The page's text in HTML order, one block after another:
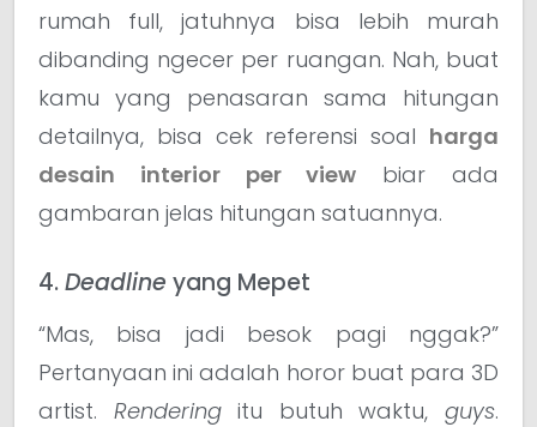
rumah full, jatuhnya bisa lebih murah
dibanding ngecer per ruangan. Nah, buat
kamu yang penasaran sama hitungan
detailnya, bisa cek referensi soal harga
desain interior per view biar ada
gambaran jelas hitungan satuannya.
4.Deadline yang Mepet
“Mas, bisa jadi besok pagi nggak?”
Pertanyaan ini adalah horor buat para 3D
artist. Renderingitu butuh waktu,guys.